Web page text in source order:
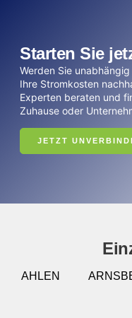
Starten Sie
Werden Sie
Ihre Stromkosten
Experten beraten und
Zuhause oder
JETZT
AHLEN